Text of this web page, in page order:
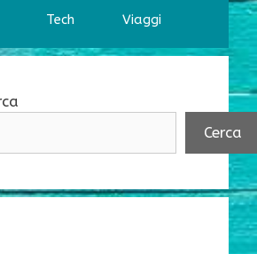
Tech Viaggi
Cerca